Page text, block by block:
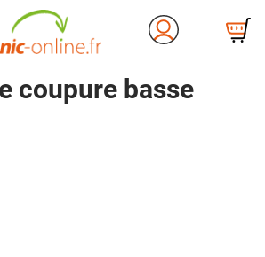
coupure basse